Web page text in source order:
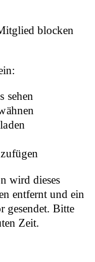
blocken
sehen
wird dieses
entfernt und ein
gesendet. Bitte
Zeit.